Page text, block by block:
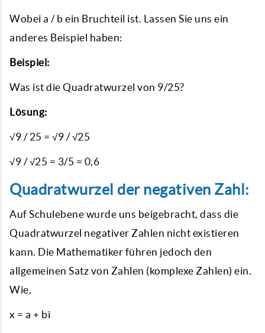
Wobei a / b ein Bruchteil ist. Lassen Sie uns ein
anderes Beispiel haben:
Beispiel:
Was ist die Quadratwurzel von 9/25?
Lösung:
√9 / 25 = √9 / √25
√9 / √25 = 3/5 = 0,6
Quadratwurzel der negativen Zahl:
Auf Schulebene wurde uns beigebracht, dass die
Quadratwurzel negativer Zahlen nicht existieren
kann. Die Mathematiker führen jedoch den
allgemeinen Satz von Zahlen (komplexe Zahlen) ein.
Wie,
x = a + bi